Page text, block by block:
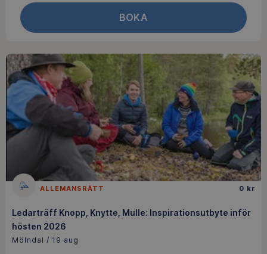
BOKA
ALLEMANSRÄTT 0 kr
Ledarträff Knopp, Knytte, Mulle: Inspirationsutbyte inför
hösten 2026
Mölndal / 19 aug